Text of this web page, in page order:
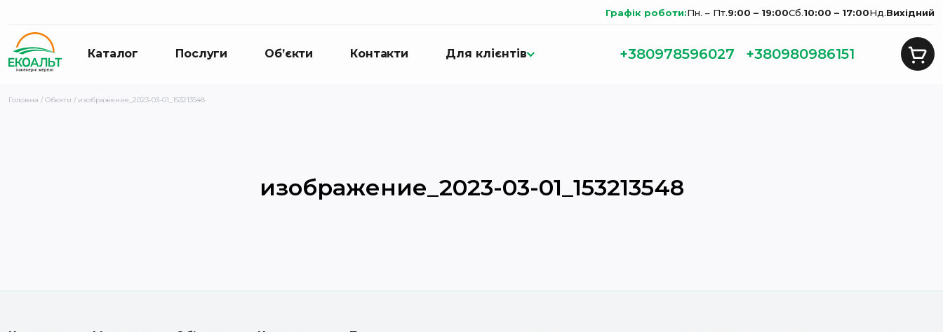
Графік роботи:Пн. – Пт.9:00 – 19:00Сб.10:00 – 17:00Нд.Вихідний
Каталог Послуги Об’єкти Контакти Для клієнтів +380978596027 +380980986151
Головна /Обєкти / изображение_2023-03-01_153213548
изображение_2023-03-01_153213548